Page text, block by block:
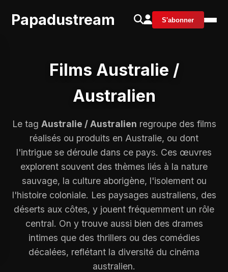
Papadustream S'abonner
Films Australie /
Australien
Le tag Australie / Australien regroupe des films
réalisés ou produits en Australie, ou dont
l'intrigue se déroule dans ce pays. Ces œuvres
explorent souvent des thèmes liés à la nature
sauvage, la culture aborigène, l'isolement ou
l'histoire coloniale. Les paysages australiens, des
déserts aux côtes, y jouent fréquemment un rôle
central. On y trouve aussi bien des drames
intimes que des thrillers ou des comédies
décalées, reflétant la diversité du cinéma
australien.